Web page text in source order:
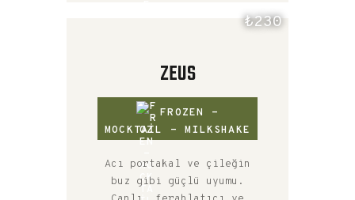
₺230
ZEUS
FROZEN -
MOCKTAIL - MILKSHAKE
Acı portakal ve çileğin
buz gibi güçlü uyumu.